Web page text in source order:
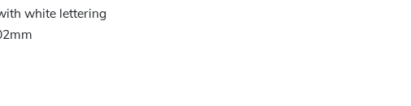
white lettering